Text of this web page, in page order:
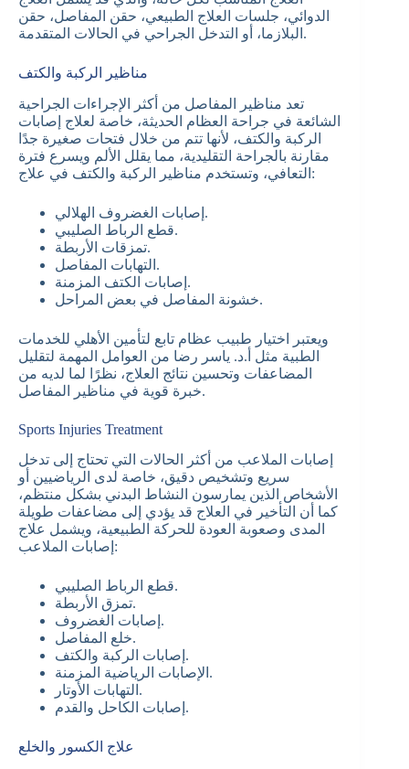
الدوائي، جلسات العلاج الطبيعي، حقن المفاصل، حقن
البلازما، أو التدخل الجراحي في الحالات المتقدمة.
مناظير الركبة والكتف
تعد مناظير المفاصل من أكثر الإجراءات الجراحية
الشائعة في جراحة العظام الحديثة، خاصة لعلاج إصابات
الركبة والكتف، لأنها تتم من خلال فتحات صغيرة جدًا
مقارنة بالجراحة التقليدية، مما يقلل الألم ويسرع فترة
التعافي، وتستخدم مناظير الركبة والكتف في علاج:
إصابات الغضروف الهلالي.
قطع الرباط الصليبي.
تمزقات الأربطة.
التهابات المفاصل.
إصابات الكتف المزمنة.
خشونة المفاصل في بعض المراحل.
ويعتبر اختيار طبيب عظام تابع لتأمين الأهلي للخدمات
الطبية مثل أ.د. ياسر رضا من العوامل المهمة لتقليل
المضاعفات وتحسين نتائج العلاج، نظرًا لما لديه من
خبرة قوية في مناظير المفاصل.
Sports Injuries Treatment
إصابات الملاعب من أكثر الحالات التي تحتاج إلى تدخل
سريع وتشخيص دقيق، خاصة لدى الرياضيين أو
الأشخاص الذين يمارسون النشاط البدني بشكل منتظم،
كما أن التأخير في العلاج قد يؤدي إلى مضاعفات طويلة
المدى وصعوبة العودة للحركة الطبيعية، ويشمل علاج
إصابات الملاعب:
قطع الرباط الصليبي.
تمزق الأربطة.
إصابات الغضروف.
خلع المفاصل.
إصابات الركبة والكتف.
الإصابات الرياضية المزمنة.
التهابات الأوتار.
إصابات الكاحل والقدم.
علاج الكسور والخلع